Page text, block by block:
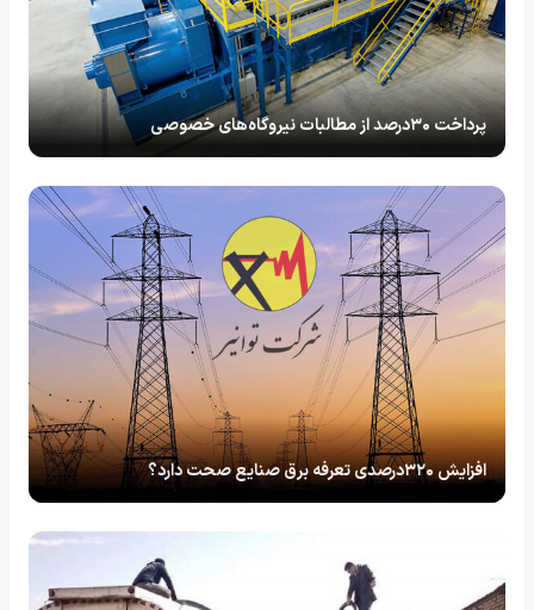
پرداخت ۳۰درصد از مطالبات نیروگاه‌های خصوصی
افزایش ۳۲۰درصدی تعرفه برق صنایع صحت دارد؟